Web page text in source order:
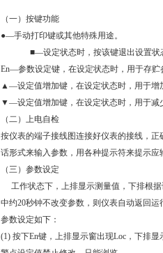
（一） 按键功能
●—手动打印键或其他特殊用途。
■—设定状态时 ，按该键退出设置状
En—参数设定键， 在设定状态时，用于存贮
▲—设定值增加键， 在设定状态时 ，用于增
▼—设定值增加键，在设定状态时，用于减
（二） 上电自检
按仪表的端子接线图连接好仪表的接线，正
话形式来输入参数，用各种提示符来提示应
（三）参数设定
工作状态下，上排显示测量值，下排根
中约20秒钟不改变参数，则仪表自动返回运
参数设定如下：
(1) 按下En键，上排显示窗出现Loc，下排